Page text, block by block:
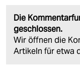
Die
geschlossen.
Wir öffnen die
Artikeln für etwa